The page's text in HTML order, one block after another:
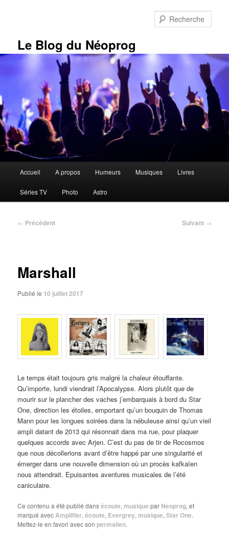
Le Blog du Néoprog
Accueil A propos Humeurs Musiques Livres
Séries TV Photo Astro
Navigation
← Précédent Suivant →
Marshall
Publié le 10 juillet 2017
Le temps était toujours gris malgré la chaleur étouffante.
Qu’importe, lundi viendrait l’Apocalypse. Alors plutôt que de
mourir sur le plancher des vaches j’embarquais à bord du Star
One, direction les étoiles, emportant qu’un bouquin de Thomas
Mann pour les longues soirées dans la nébuleuse ainsi qu’un vieil
ampli datant de 2013 qui résonnait dans ma rue, pour plaquer
quelques accords avec Arjen. C’est du pas de tir de Rocosmos
que nous décollerions avant d’être happé par une singularité et
émerger dans une nouvelle dimension où un procès kafkaïen
nous attendrait. Epuisantes aventures musicales de l’été
caniculaire.
Ce contenu a été publié dansécoute, musique par Neoprog, et
marqué avecAmplifier,écoute, Evergrey, musique,Star One.
Mettez-le en favori avec son permalien.